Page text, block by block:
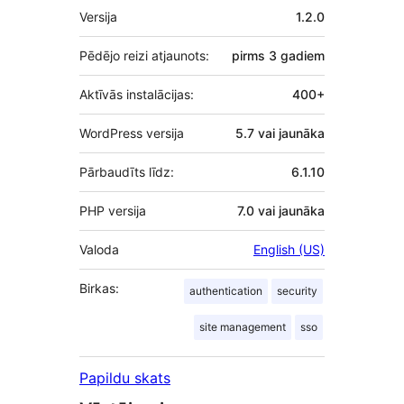
Meta
Versija 1.2.0
Pēdējo reizi atjaunots: pirms 3 gadiem
Aktīvās instalācijas: 400+
WordPress versija 5.7 vai jaunāka
Pārbaudīts līdz: 6.1.10
PHP versija 7.0 vai jaunāka
Valoda English (US)
Birkas: authentication security
site management sso
Papildu skats